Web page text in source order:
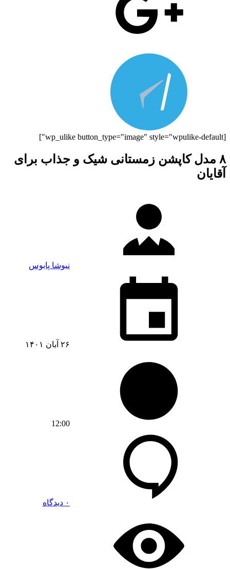
[wp_ulike button_type="image" style="wpulike-default"]
۸ مدل کاپشن‌ زمستانی شیک و جذاب برای
آقایان
نیوشا پابوس
۲۶ آبان ۱۴۰۱
12:00
۰ دیدگاه